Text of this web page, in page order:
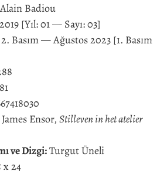
Alain Badiou
[Yıl: 01 — Sayı: 03]
2. Basım — Ağustos 2023 [1. Basım
James Ensor, Stilleven in het atelier
ve Dizgi:Turgut Üneli
x 24